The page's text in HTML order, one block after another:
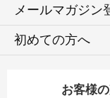
メールマガジン
初めての方へ
お客様